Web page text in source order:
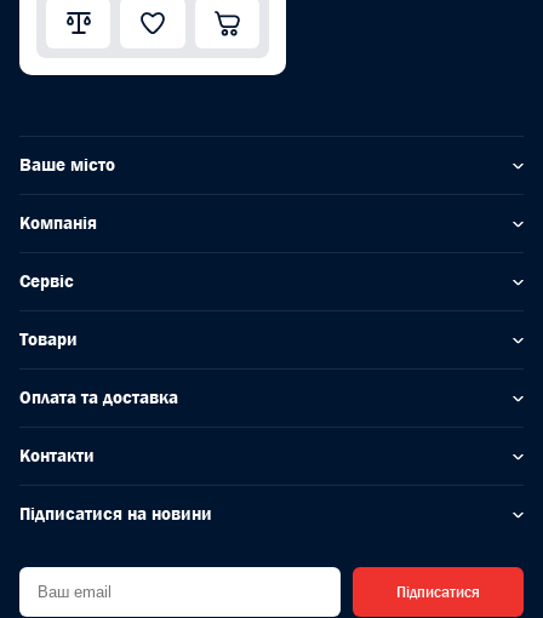
Ваше місто
Компанія
Сервіс
Товари
Оплата та доставка
Контакти
Підписатися на новини
Підписатися